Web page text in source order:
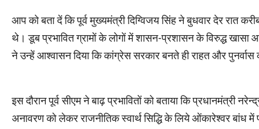
आप को बता दें कि पूर्व मुख्यमंत्री दिग्विजय सिंह ने बुधवार देर रात
थे। डूब प्रभावित ग्रामों के लोगों में शासन-प्रशासन के विरुद्ध
ने उन्हें आश्वासन दिया कि कांग्रेस सरकार बनते ही राहत और पुनर्वास
इस दौरान पूर्व सीएम ने बाढ़ प्रभावितों को बताया कि प्रधानमंत्री
अनावरण को लेकर राजनीतिक स्वार्थ सिद्धि के लिये ओंकारेश्वर बांध में